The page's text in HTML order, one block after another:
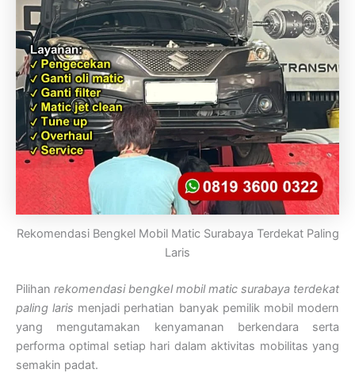
Rekomendasi Bengkel Mobil Matic Surabaya Terdekat Paling
Laris
Pilihan rekomendasi bengkel mobil matic surabaya terdekat
paling laris menjadi perhatian banyak pemilik mobil modern
yang mengutamakan kenyamanan berkendara serta
performa optimal setiap hari dalam aktivitas mobilitas yang
semakin padat.